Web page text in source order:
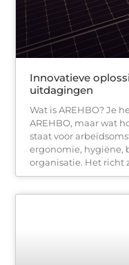
Innovatieve
uitdagingen
Wat is AREHBO? Je
AREHBO, maar wat
staat voor
ergonomie, hygiëne,
organisatie. Het richt